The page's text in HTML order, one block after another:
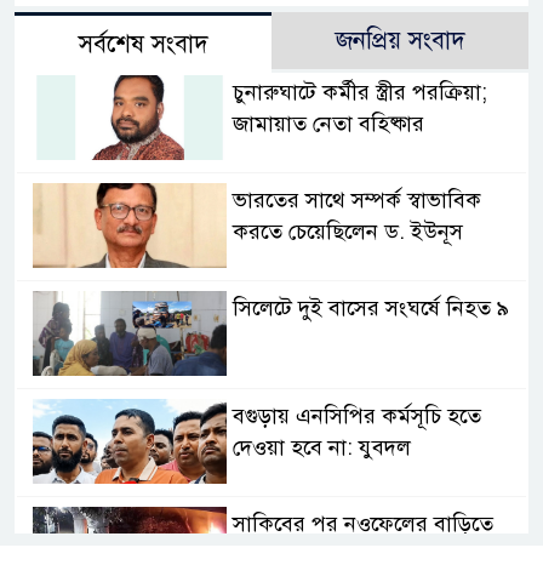
সর্বশেষ সংবাদ জনপ্রিয় সংবাদ
চুনারুঘাটে কর্মীর স্ত্রীর পরক্রিয়া;
জামায়াত নেতা বহিষ্কার
ভারতের সাথে সম্পর্ক স্বাভাবিক
করতে চেয়েছিলেন ড. ইউনূস
সিলেটে দুই বাসের সংঘর্ষে নিহত ৯
বগুড়ায় এনসিপির কর্মসূচি হতে
দেওয়া হবে না: যুবদল
সাকিবের পর নওফেলের বাড়িতে